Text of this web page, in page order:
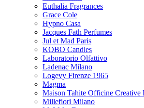
Euthalia Fragrances
Grace Cole
Hypno Casa
Jacques Fath Perfumes
Jul et Mad Paris
KOBO Candles
Laboratorio Olfattivo
Ladenac Milano
Logevy Firenze 1965
Magma
Maison Tahite Officine Creative
Millefiori Milano